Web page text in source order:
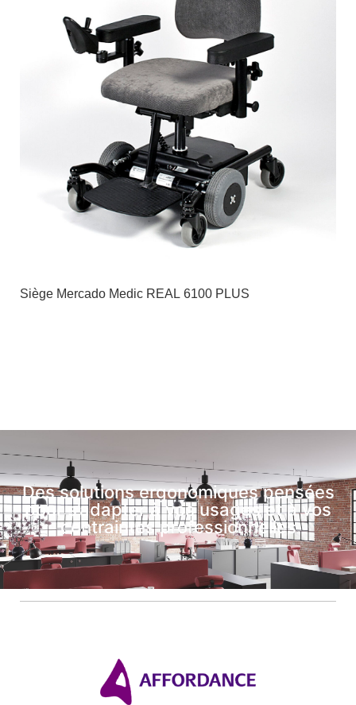
Siège Mercado Medic REAL 6100 PLUS
Des solutions ergonomiques pensées
pour s’adapter à vos usages et à vos
contraintes professionnelles